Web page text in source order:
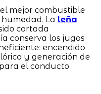
mejor combustible
La leña
cortada
conserva los jugos
encendido
y generación de
el conducto.